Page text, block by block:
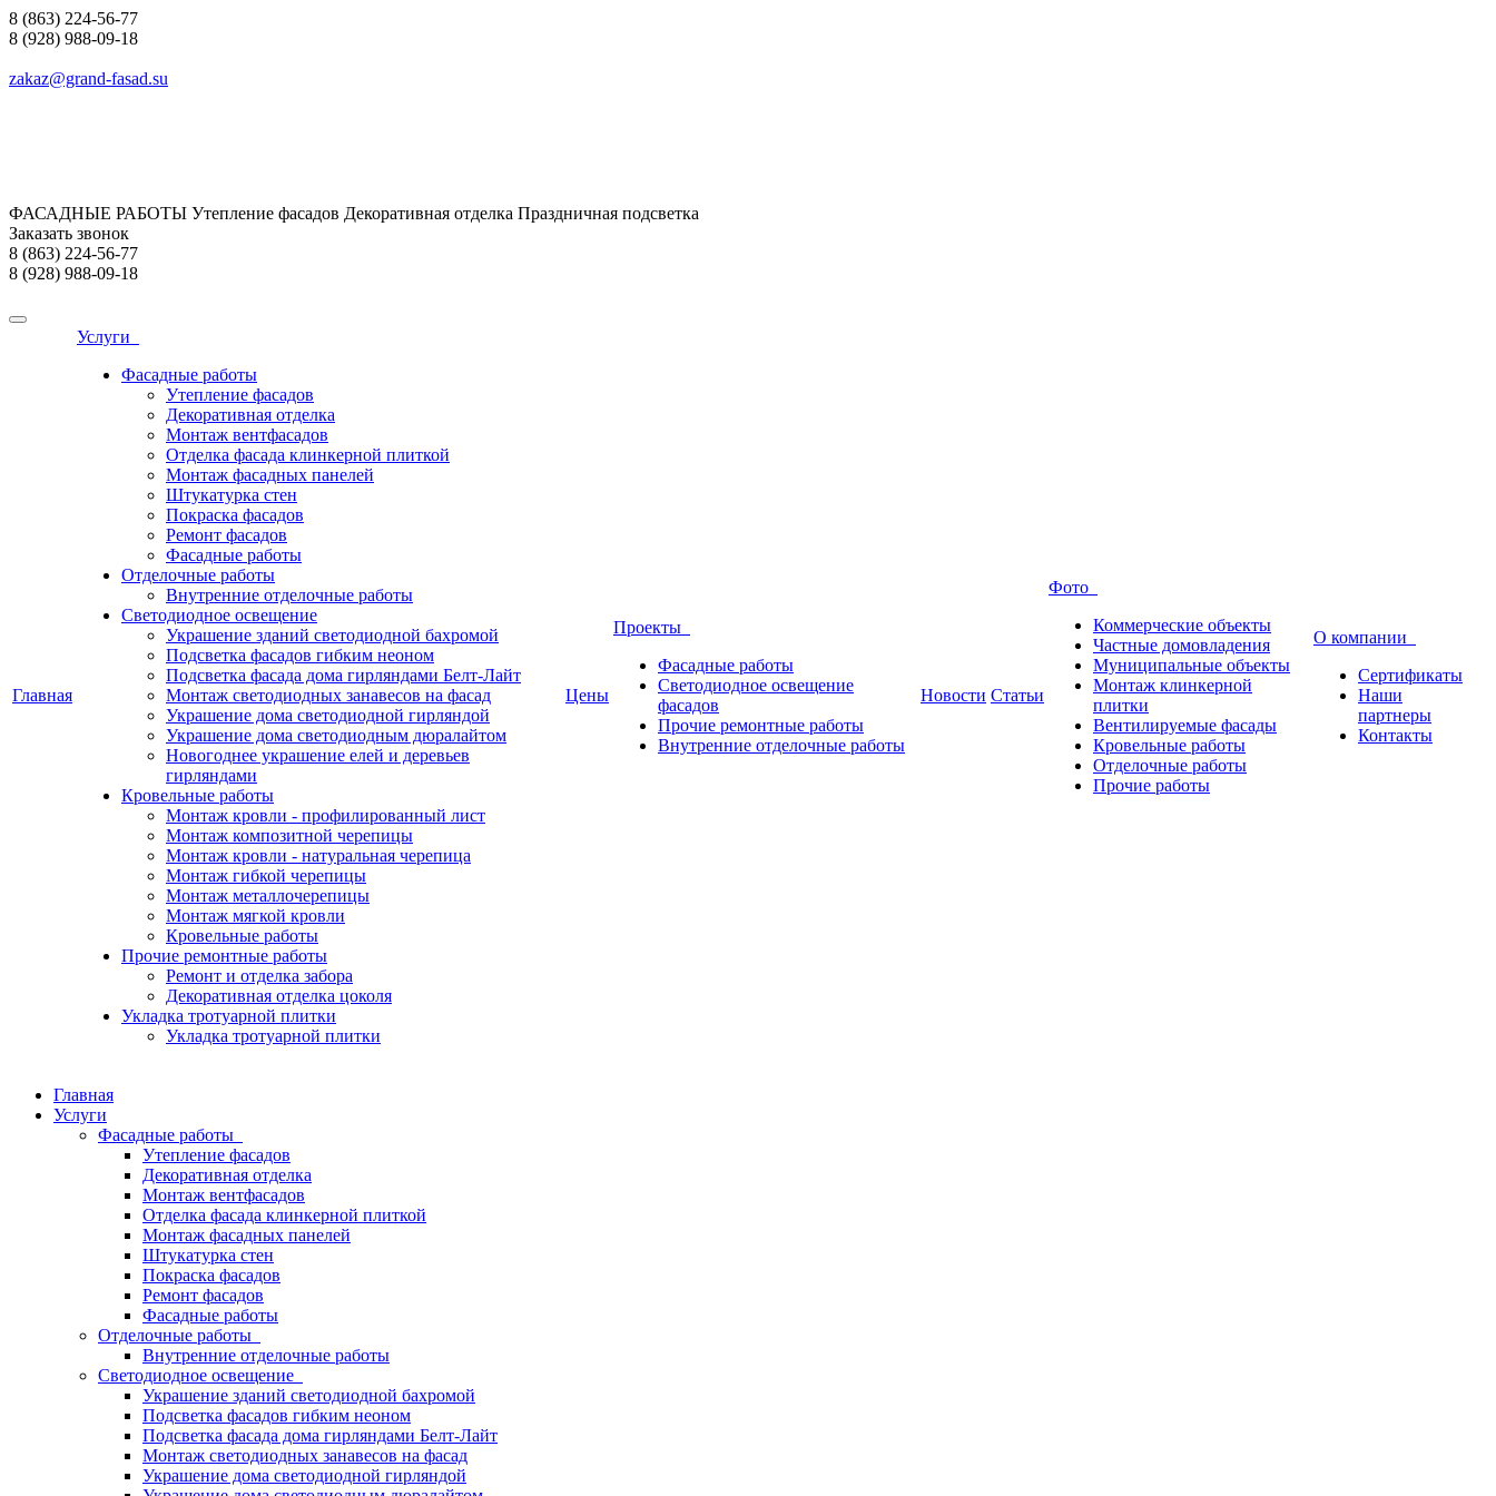
8 (863) 224-56-77
8 (928) 988-09-18
zakaz@grand-fasad.su
ФАСАДНЫЕ РАБОТЫ Утепление фасадов Декоративная отделка Праздничная подсветка
Заказать звонок
8 (863) 224-56-77
8 (928) 988-09-18
Главная
Услуги
Фасадные работы
Утепление фасадов
Декоративная отделка
Монтаж вентфасадов
Отделка фасада клинкерной плиткой
Монтаж фасадных панелей
Штукатурка стен
Покраска фасадов
Ремонт фасадов
Фасадные работы
Отделочные работы
Внутренние отделочные работы
Светодиодное освещение
Украшение зданий светодиодной бахромой
Подсветка фасадов гибким неоном
Подсветка фасада дома гирляндами Белт-Лайт
Монтаж светодиодных занавесов на фасад
Украшение дома светодиодной гирляндой
Украшение дома светодиодным дюралайтом
Новогоднее украшение елей и деревьев
гирляндами
Кровельные работы
Монтаж кровли - профилированный лист
Монтаж композитной черепицы
Монтаж кровли - натуральная черепица
Монтаж гибкой черепицы
Монтаж металлочерепицы
Монтаж мягкой кровли
Кровельные работы
Прочие ремонтные работы
Ремонт и отделка забора
Декоративная отделка цоколя
Укладка тротуарной плитки
Укладка тротуарной плитки
Цены
Проекты
Фасадные работы
Светодиодное освещение
фасадов
Прочие ремонтные работы
Внутренние отделочные работы
Новости Статьи
Фото
Коммерческие объекты
Частные домовладения
Муниципальные объекты
Монтаж клинкерной
плитки
Вентилируемые фасады
Кровельные работы
Отделочные работы
Прочие работы
О компании
Сертификаты
Наши
партнеры
Контакты
Главная
Услуги
Фасадные работы
Утепление фасадов
Декоративная отделка
Монтаж вентфасадов
Отделка фасада клинкерной плиткой
Монтаж фасадных панелей
Штукатурка стен
Покраска фасадов
Ремонт фасадов
Фасадные работы
Отделочные работы
Внутренние отделочные работы
Светодиодное освещение
Украшение зданий светодиодной бахромой
Подсветка фасадов гибким неоном
Подсветка фасада дома гирляндами Белт-Лайт
Монтаж светодиодных занавесов на фасад
Украшение дома светодиодной гирляндой